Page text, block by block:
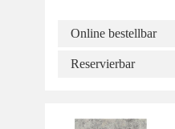
Online bestellbar
Reservierbar